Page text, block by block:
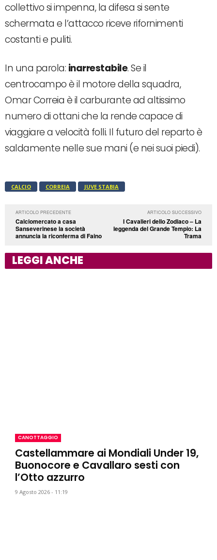
collettivo si impenna, la difesa si sente
schermata e l’attacco riceve rifornimenti
costanti e puliti.
In una parola: inarrestabile. Se il
centrocampo è il motore della squadra,
Omar Correia è il carburante ad altissimo
numero di ottani che la rende capace di
viaggiare a velocità folli. Il futuro del reparto è
saldamente nelle sue mani (e nei suoi piedi).
CALCIO CORREIA JUVE STABIA
ARTICOLO PRECEDENTE
Calciomercato a casa
Sanseverinese la società
annuncia la riconferma di Faino
ARTICOLO SUCCESSIVO
I Cavalieri dello Zodiaco – La
leggenda del Grande Tempio: La
Trama
LEGGI ANCHE
CANOTTAGGIO
Castellammare ai Mondiali Under 19,
Buonocore e Cavallaro sesti con
l’Otto azzurro
9 Agosto 2026 - 11:19